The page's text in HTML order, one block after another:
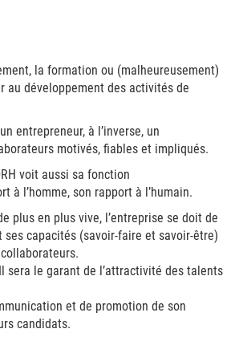
la formation ou (malheureusement)
au développement des activités de
entrepreneur, à l’inverse, un
motivés, fiables et impliqués.
voit aussi sa fonction
l’homme, son rapport à l’humain.
plus en plus vive, l’entreprise se doit de
ses capacités (savoir-faire et savoir-être)
sera le garant de l’attractivité des talents
et de promotion de son
candidats.